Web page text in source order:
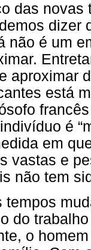
das
dizer
não é um
aproximar
está
é
em
vastas e
não tem
tempos
do
o